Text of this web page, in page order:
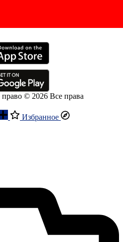
право © 2026 Все права
Избранное